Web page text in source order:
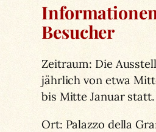
Besucher
Zeitraum: Die
jährlich von etwa
bis Mitte Januar statt.
Ort: Palazzo della